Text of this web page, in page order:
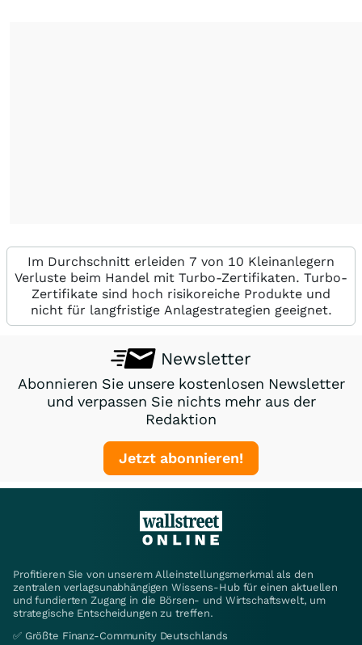
Im Durchschnitt erleiden 7 von 10 Kleinanlegern
Verluste beim Handel mit Turbo-Zertifikaten. Turbo-
Zertifikate sind hoch risikoreiche Produkte und
nicht für langfristige Anlagestrategien geeignet.
Newsletter
Abonnieren Sie unsere kostenlosen Newsletter
und verpassen Sie nichts mehr aus der
Redaktion
Jetzt abonnieren!
Profitieren Sie von unserem Alleinstellungsmerkmal als den
zentralen verlagsunabhängigen Wissens-Hub für einen aktuellen
und fundierten Zugang in die Börsen- und Wirtschaftswelt, um
strategische Entscheidungen zu treffen.
✅ Größte Finanz-Community Deutschlands